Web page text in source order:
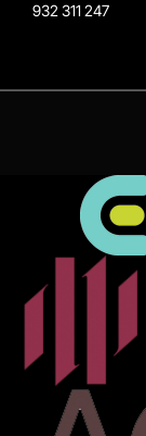
932 311 247